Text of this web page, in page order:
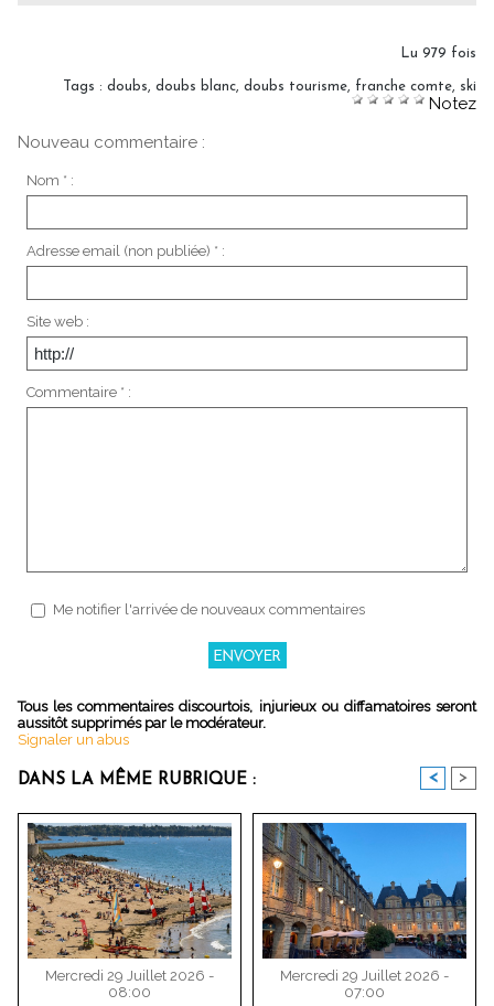
Lu 979 fois
Tags : doubs doubs blanc doubs tourisme franche comte ski
Notez
Nouveau commentaire :
Nom * :
Adresse email (non publiée) * :
Site web :
Commentaire * :
Me notifier l'arrivée de nouveaux commentaires
Tous les commentaires discourtois, injurieux ou diffamatoires seront
aussitôt supprimés par le modérateur.
Signaler un abus
DANS LA MÊME RUBRIQUE : < >
Mercredi 29 Juillet 2026 -
08:00
Mercredi 29 Juillet 2026 -
07:00